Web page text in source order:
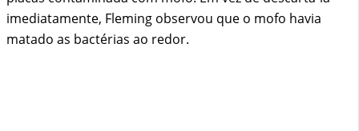
imediatamente, Fleming observou que o mofo havia
matado as bactérias ao redor.